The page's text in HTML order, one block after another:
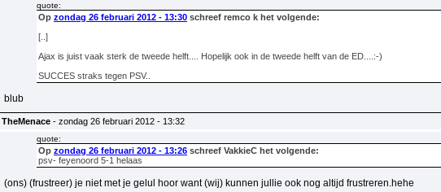
quote:
Op zondag 26 februari 2012 - 13:30 schreef remco k het volgende:
[..]
Ajax is juist vaak sterk de tweede helft.... Hopelijk ook in de tweede helft van de ED....:-)
SUCCES straks tegen PSV..
blub
TheMenace - zondag 26 februari 2012 - 13:32
quote:
Op zondag 26 februari 2012 - 13:26 schreef VakkieC het volgende:
psv- feyenoord 5-1 helaas
(ons) (frustreer) je niet met je gelul hoor want (wij) kunnen jullie ook nog altijd frustreren.hehe